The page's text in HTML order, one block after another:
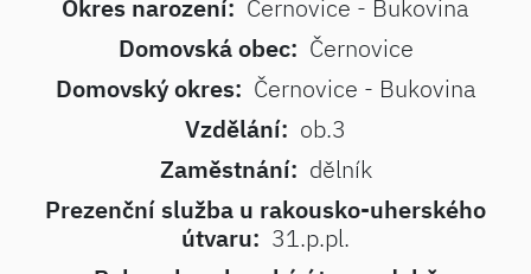
Okres narození: Černovice - Bukovina
Domovská obec: Černovice
Domovský okres: Černovice - Bukovina
Vzdělání: ob.3
Zaměstnání: dělník
Prezenční služba u rakousko-uherského
útvaru: 31.p.pl.